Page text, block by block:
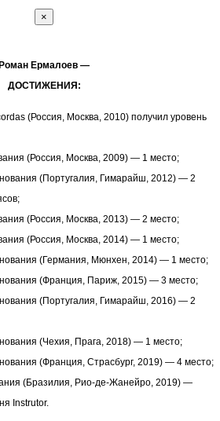
×
Роман Ермалоев —
ДОСТИЖЕНИЯ:
(Россия, Москва, 2010) получил уровень
(Россия, Москва, 2009) — 1 место;
(Португалия, Гимарайш, 2012) — 2
(Россия, Москва, 2013) — 2 место;
(Россия, Москва, 2014) — 1 место;
(Германия, Мюнхен, 2014) — 1 место;
(Франция, Париж, 2015) — 3 место;
(Португалия, Гимарайш, 2016) — 2
(Чехия, Прага, 2018) — 1 место;
(Франция, Страсбург, 2019) — 4 место;
(Бразилия, Рио-де-Жанейро, 2019) —
Instrutor.